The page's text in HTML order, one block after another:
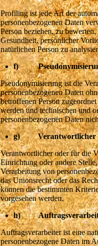
Profiling ist jede Art der
personenbezogenen Daten
Person beziehen, zu
Gesundheit, persönlicher
natürlichen Person zu
f)
Pseudonymisierung ist die
personenbezogenen Daten
betroffenen Person
werden und technischen und
personenbezogenen Daten
g) Verantwortlicher
Verantwortlicher oder für die
Einrichtung oder andere
Verarbeitung von
das Unionsrecht oder das
können die bestimmten
vorgesehen werden.
h)
Auftragsverarbeiter ist eine
personenbezogene Daten im